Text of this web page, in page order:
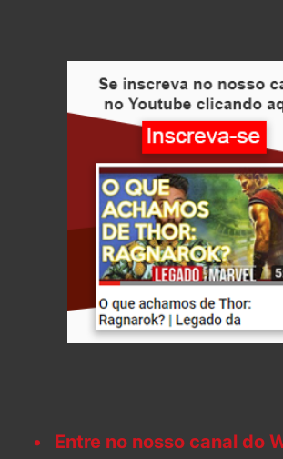
Entre no nosso canal do